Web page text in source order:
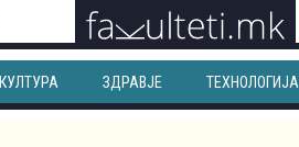
КУЛТУРА ЗДРАВЈЕ ТЕХНОЛОГИЈА